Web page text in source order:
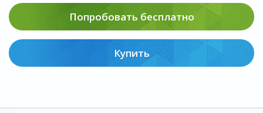
Попробовать бесплатно
Купить